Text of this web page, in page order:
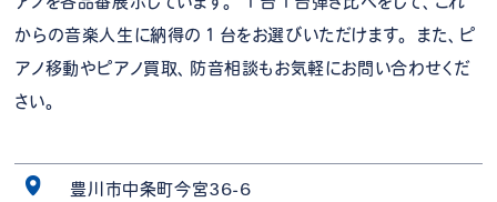
からの音楽人生に納得の１台をお選びいただけます。 また、ピ
アノ移動やピアノ買取、防音相談もお気軽にお問い合わせくだ
さい。
豊川市中条町今宮36-6